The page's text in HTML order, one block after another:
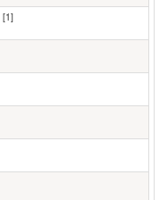
[1]